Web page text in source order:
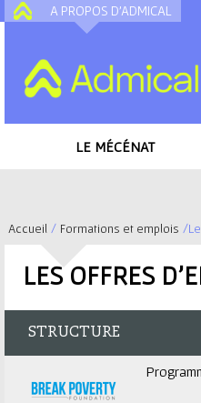
A PROPOS D'ADMICAL
LE MÉCÉNAT
Accueil / Formations et emplois /
LES OFFRES
STRUCTURE